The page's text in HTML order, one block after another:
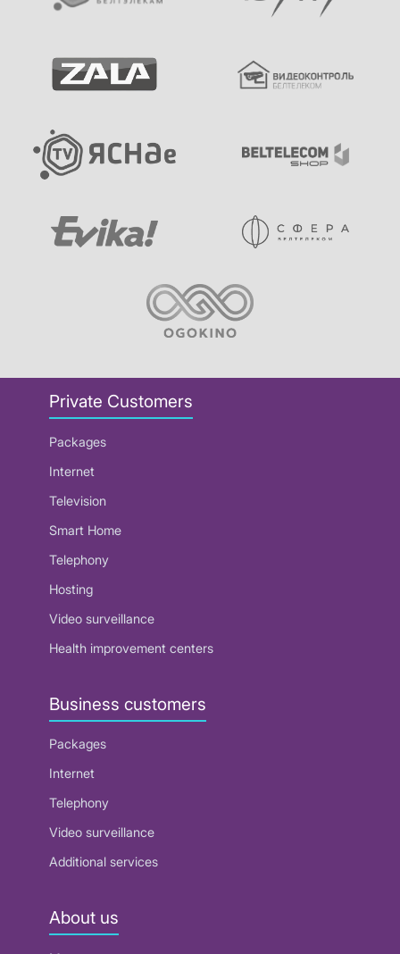
Private Customers
Packages
Internet
Television
Smart Home
Telephony
Hosting
Video surveillance
Health improvement centers
Business customers
Packages
Internet
Telephony
Video surveillance
Additional services
About us